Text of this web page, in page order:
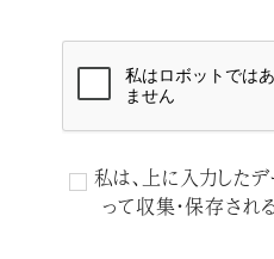
私は、上に入力したデ
って収集・保存され